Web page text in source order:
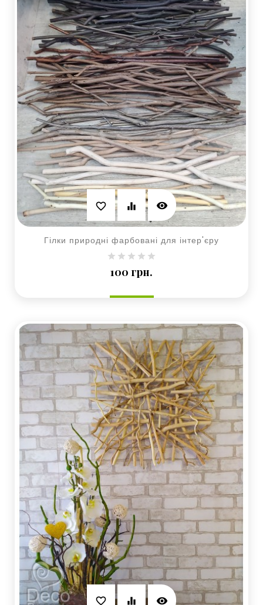
favorite_border equalizer visibility
Гілки природні фарбовані для інтер'єру
100 грн.
favorite_border equalizer visibility